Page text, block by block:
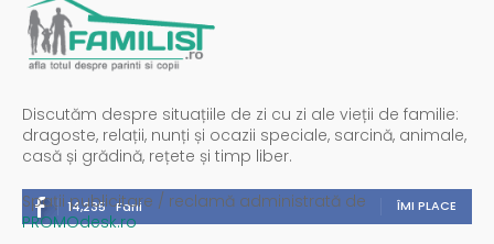
Discutăm despre situațiile de zi cu zi ale vieții de familie:
dragoste, relații, nunți și ocazii speciale, sarcină, animale,
casă și grădină, rețete și timp liber.
14,235 Fani ÎMI PLACE
Spații publicitare / reclamă administrată de
PROMOdesk.ro